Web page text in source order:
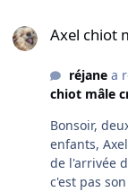
Axel chiot
réjanea
chiot mâle
Bonsoir,
enfants,
de l'arrivée
c'est pas